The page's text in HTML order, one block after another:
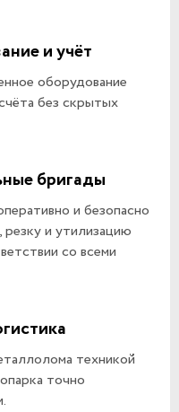
и учёт
оборудование
без скрытых
бригады
и безопасно
и утилизацию
со всеми
техникой
точно